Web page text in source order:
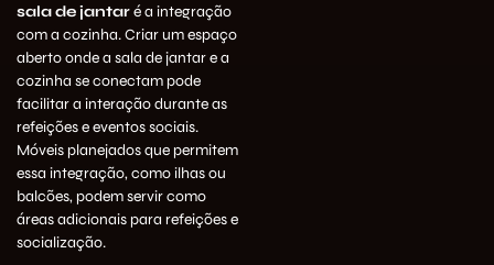
sala de jantaré a integração
com a cozinha. Criar um espaço
aberto onde a sala de jantar e a
cozinha se conectam pode
facilitar a interação durante as
refeições e eventos sociais.
Móveis planejados que permitem
essa integração, como ilhas ou
balcões, podem servir como
áreas adicionais para refeições e
socialização.